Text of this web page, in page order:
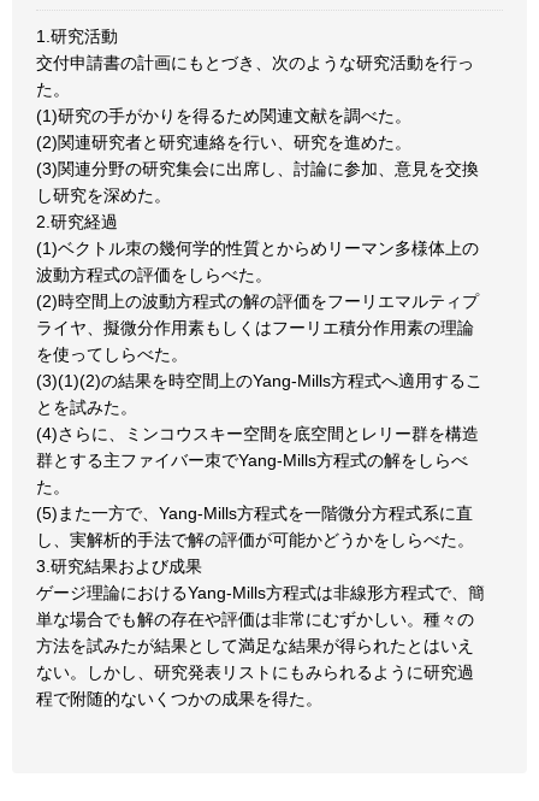
1.研究活動
交付申請書の計画にもとづき、次のような研究活動を行っ
た。
(1)研究の手がかりを得るため関連文献を調べた。
(2)関連研究者と研究連絡を行い、研究を進めた。
(3)関連分野の研究集会に出席し、討論に参加、意見を交換
し研究を深めた。
2.研究経過
(1)ベクトル朿の幾何学的性質とからめリーマン多様体上の
波動方程式の評価をしらべた。
(2)時空間上の波動方程式の解の評価をフーリエマルティプ
ライヤ、擬微分作用素もしくはフーリエ積分作用素の理論
を使ってしらべた。
(3)(1)(2)の結果を時空間上のYang-Mills方程式へ適用するこ
とを試みた。
(4)さらに、ミンコウスキー空間を底空間とレリー群を構造
群とする主ファイバー朿でYang-Mills方程式の解をしらべ
た。
(5)また一方で、Yang-Mills方程式を一階微分方程式系に直
し、実解析的手法で解の評価が可能かどうかをしらべた。
3.研究結果および成果
ゲージ理論におけるYang-Mills方程式は非線形方程式で、簡
単な場合でも解の存在や評価は非常にむずかしい。種々の
方法を試みたが結果として満足な結果が得られたとはいえ
ない。しかし、研究発表リストにもみられるように研究過
程で附随的ないくつかの成果を得た。